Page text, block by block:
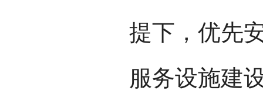
提下，优先
服务设施建